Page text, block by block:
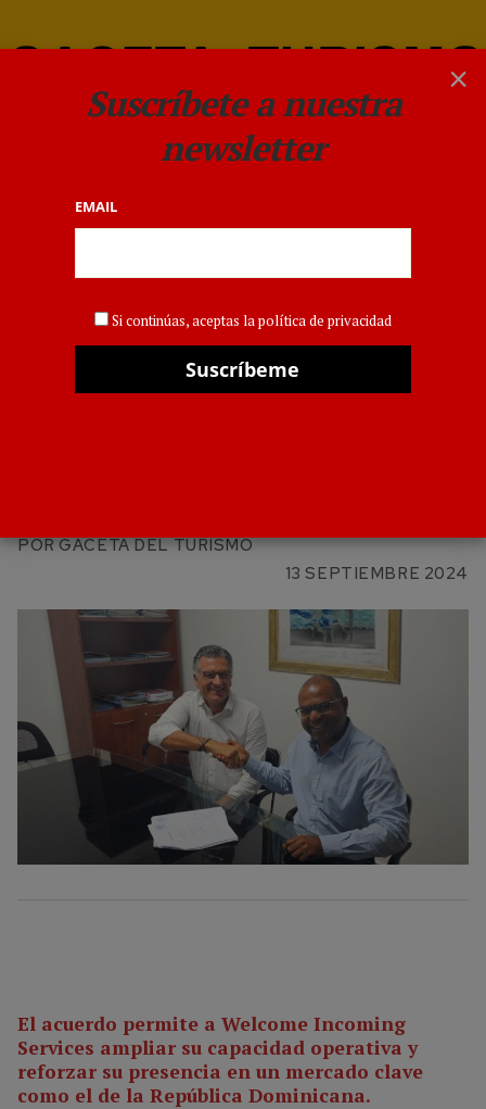
Welcome Incoming
Services se expande en el
PORGACETA DEL TURISMO
13 SEPTIEMBRE 2024
El acuerdo permite a Welcome Incoming
Services ampliar su capacidad operativa y
reforzar su presencia en un mercado clave
como el de la República Dominicana.
×
Suscríbete a nuestra
newsletter
EMAIL
Si continúas, aceptas la política de privacidad